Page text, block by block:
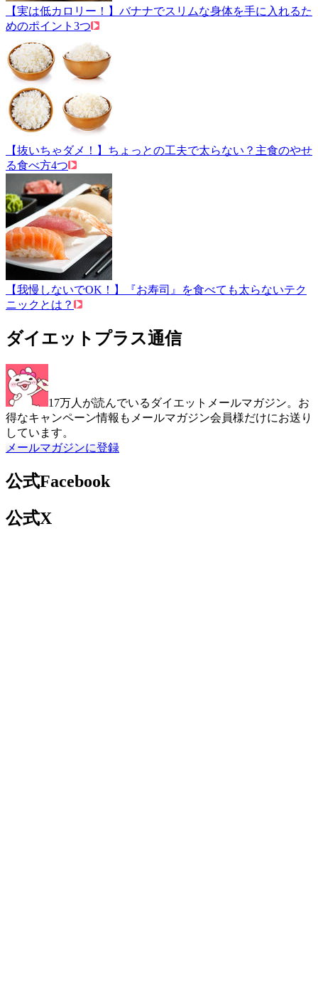
【実は低カロリー！】バナナでスリムな身体を手に入れるた
めのポイント3つ
【抜いちゃダメ！】ちょっとの工夫で太らない？主食のやせ
る食べ方4つ
【我慢しないでOK！】『お寿司』を食べても太らないテク
ニックとは？
ダイエットプラス通信
17万人が読んでいるダイエットメールマガジン。お
得なキャンペーン情報もメールマガジン会員様だけにお送り
しています。
メールマガジンに登録
公式Facebook
公式X